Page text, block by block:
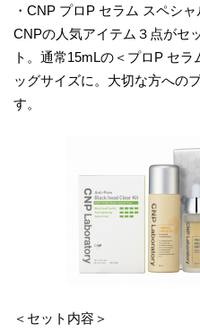
・CNP プロP セラム スペシ
CNPの人気アイテム３点がセ
ト。通常15mLの＜プロP セ
ッグサイズに。大切な方への
す。
＜セット内容＞